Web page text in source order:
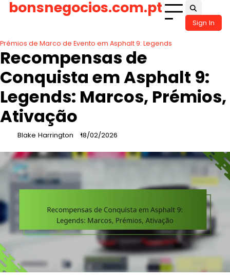
Skipbonsnegocios.com.pt
Sign In
Prémios de Marco de Evento em Asphalt 9: Legends
Recompensas de
Conquista em Asphalt 9:
Legends: Marcos, Prémios,
Ativação
Blake Harrington 18/02/2026